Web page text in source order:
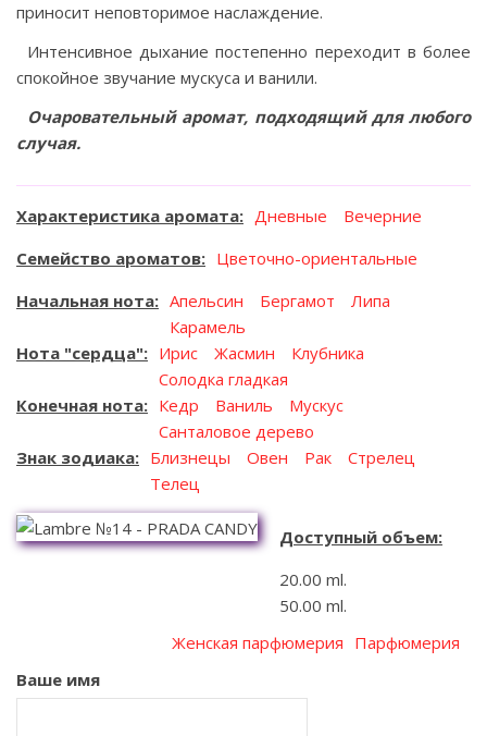
приносит неповторимое наслаждение.
Интенсивное дыхание постепенно переходит в более
спокойное звучание мускуса и ванили.
Очаровательный аромат, подходящий для любого
случая.
Характеристика аромата Дневные
Вечерние
Семейство ароматов
Цветочно-ориентальные
Начальная нота
Апельсин Бергамот
Липа
Карамель
Нота "сердца"
Ирис Жасмин
Клубника
Солодка гладкая
Конечная нота
Кедр Ваниль
Мускус
Санталовое дерево
Знак зодиака
Близнецы Овен Рак
Стрелец
Телец
Доступный объем
20.00 ml.
50.00 ml.
Парфюмерия
Женская парфюмерия
Ваше имя